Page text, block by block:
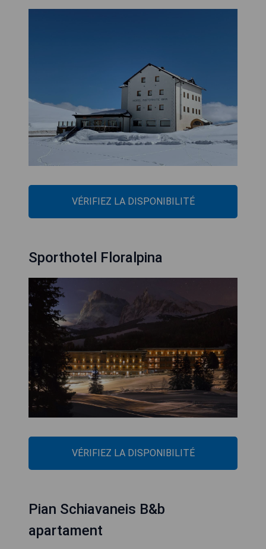
VÉRIFIEZ LA DISPONIBILITÉ
Sporthotel Floralpina
VÉRIFIEZ LA DISPONIBILITÉ
Pian Schiavaneis B&b
apartament